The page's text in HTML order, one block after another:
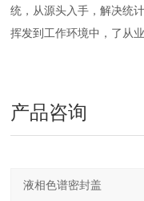
统，从源头入手，解决统
挥发到工作环境中，了从
产品咨询